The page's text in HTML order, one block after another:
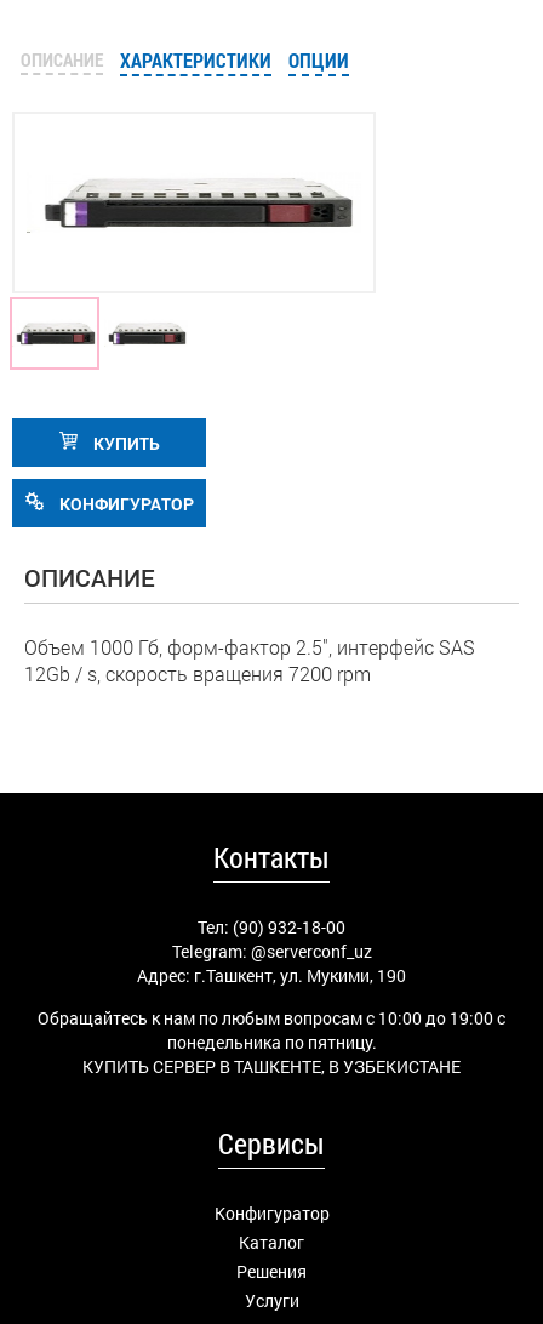
ОПИСАНИЕ ХАРАКТЕРИСТИКИ ОПЦИИ
КУПИТЬ
КОНФИГУРАТОР
ОПИСАНИЕ
Объем 1000 Гб, форм-фактор 2.5", интерфейс SAS
12Gb / s, скорость вращения 7200 rpm
Контакты
Тел: (90) 932-18-00
Telegram: @serverconf_uz
Адрес: г.Ташкент, ул. Мукими, 190
Обращайтесь к нам по любым вопросам с 10:00 до 19:00 с
понедельника по пятницу.
КУПИТЬ СЕРВЕР В ТАШКЕНТЕ, В УЗБЕКИСТАНЕ
Сервисы
Конфигуратор
Каталог
Решения
Услуги